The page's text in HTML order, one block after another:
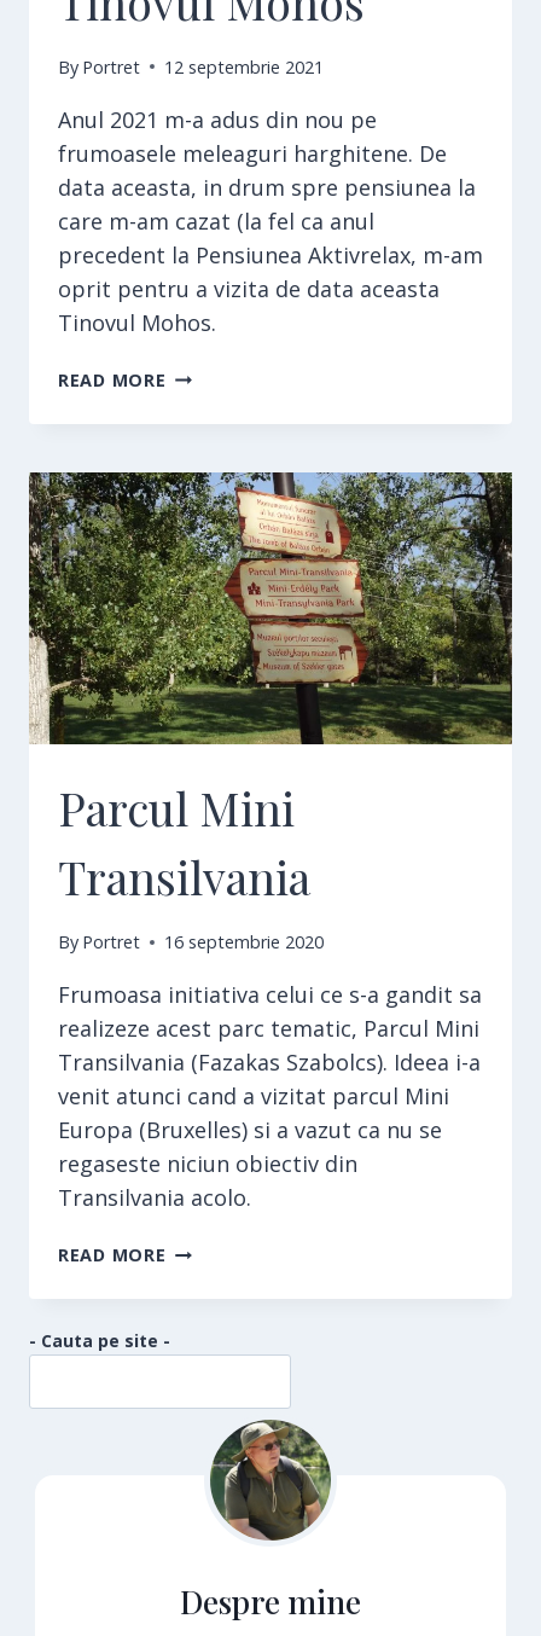
By Portret 12 septembrie 2021
Anul 2021 m-a adus din nou pe
frumoasele meleaguri harghitene. De
data aceasta, in drum spre pensiunea la
care m-am cazat (la fel ca anul
precedent la Pensiunea Aktivrelax, m-am
oprit pentru a vizita de data aceasta
Tinovul Mohos.
READ MORE TINOVUL
Parcul Mini
Transilvania
By Portret 16 septembrie 2020
Frumoasa initiativa celui ce s-a gandit sa
realizeze acest parc tematic, Parcul Mini
Transilvania (Fazakas Szabolcs). Ideea i-a
venit atunci cand a vizitat parcul Mini
Europa (Bruxelles) si a vazut ca nu se
regaseste niciun obiectiv din
Transilvania acolo.
READ MORE PARCUL
TRANSILVANIA
- Cauta pe site -
Despre mine